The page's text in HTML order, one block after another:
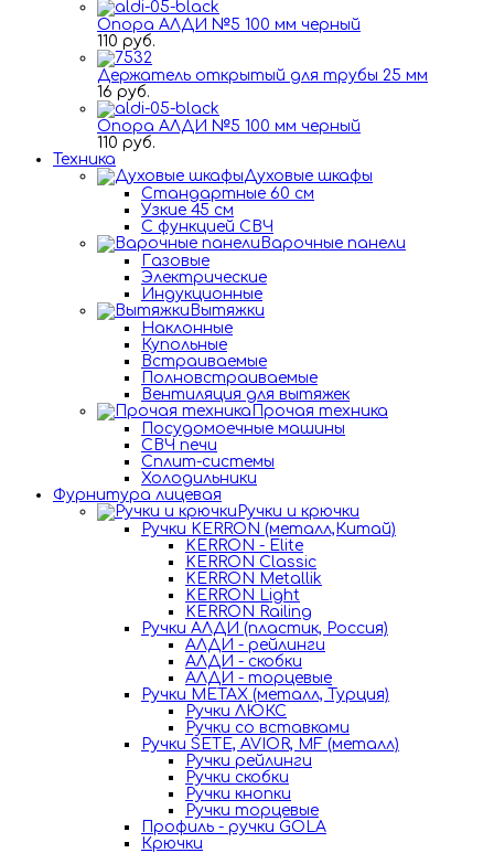
Опора АЛДИ №5 100 мм черный
110 руб.
Держатель открытый для трубы 25 мм
16 руб.
Опора АЛДИ №5 100 мм черный
110 руб.
Техника
Духовые шкафы
Стандартные 60 см
Узкие 45 см
С функцией СВЧ
Варочные панели
Газовые
Электрические
Индукционные
Вытяжки
Наклонные
Купольные
Встраиваемые
Полновстраиваемые
Вентиляция для вытяжек
Прочая техника
Посудомоечные машины
СВЧ печи
Сплит-системы
Холодильники
Фурнитура лицевая
Ручки и крючки
Ручки KERRON (металл,Китай)
KERRON - Elite
KERRON Classic
KERRON Metallik
KERRON Light
KERRON Railing
Ручки АЛДИ (пластик, Россия)
АЛДИ - рейлинги
АЛДИ - скобки
АЛДИ - торцевые
Ручки METAX (металл, Турция)
Ручки ЛЮКС
Ручки со вставками
Ручки SETE, AVIOR, MF (металл)
Ручки рейлинги
Ручки скобки
Ручки кнопки
Ручки торцевые
Профиль - ручки GOLA
Крючки